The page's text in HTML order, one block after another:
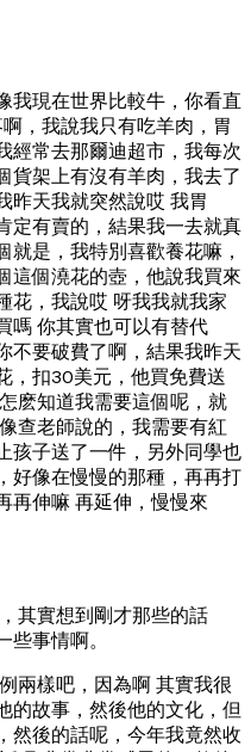
我現在世界比較牛，你看直
，我說我只有吃羊肉，胃
經常去那爾迪超市，我每次
貨架上有沒有羊肉，我去了
昨天我就突然說哎 我胃
定有賣的，結果我一去就真
就是，我特別喜歡養花嘛，
這個澆花的壺，他說我買來
花，我說哎 呀我我就我家
嗎 你其實也可以有替代
不要破費了啊，結果我昨天
，扣30美元，他買免費送
麽知道我需要這個呢，就
查老師說的，我需要有紅
孩子送了一件，另外同學也
好像在慢慢的那種，再再打
再伸嘛 再延伸，慢慢來
其實想到剛才那些的話
事情啊。
兩樣吧，因為啊 其實我很
的故事，然後他的文化，但
然後的話呢，今年我竟然收